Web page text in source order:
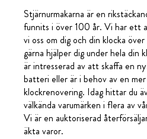
Stjärnurmakarna är en
funnits i över 100 år. Vi har ett
vi oss om dig och din klocka
gärna hjälper dig under hela din
är intresserad av att skaffa en
batteri eller är i behov av en
klockrenovering. Idag hittar du
välkända varumärken i flera av
Vi är en auktoriserad
äkta varor.